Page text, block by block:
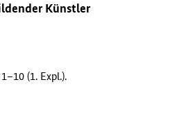
Künstler
(1. Expl.).